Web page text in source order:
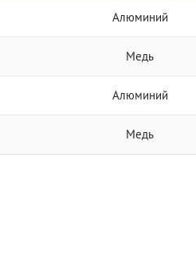
Алюминий
Медь
Алюминий
Медь